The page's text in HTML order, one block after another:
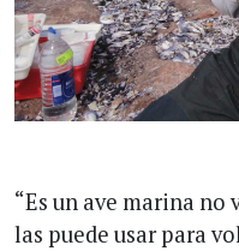
“Es un ave marina
las puede usar para